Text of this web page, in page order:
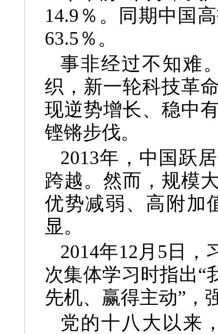
14.9％。同期中国
63.5％。
事非经过不知难
织，新一轮科技革
现逆势增长、稳中
铿锵步伐。
2013年，中国跃
跨越。然而，规模
优势减弱、高附加
显。
2014年12月5日，
次集体学习时指出“
先机、赢得主动”，
党的十八大以来